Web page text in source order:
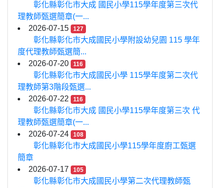
彰化縣彰化市大成 國民小學115學年度第三次代
理教師甄選簡章(一...
2026-07-15
127
彰化縣彰化市大成國民小學附設幼兒園 115 學年
度代理教師甄選簡...
2026-07-20
116
彰化縣彰化市大成國民小學 115學年度第二次代
理教師第3階段甄選...
2026-07-22
116
彰化縣彰化市大成 國民小學115學年度第三次 代
理教師甄選簡章(一...
2026-07-24
108
彰化縣彰化市大成國民小學115學年度廚工甄選
簡章
2026-07-17
105
彰化縣彰化市大成國民小學第二次代理教師甄